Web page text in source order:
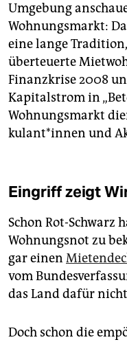
Umgebung
Wohnungsmarkt:
eine lange
überteuerte
Finanzkrise 2008
Kapitalstrom in
Wohnungsmarkt
ku­lant*in­nen und
Eingriff zeigt
Schon Rot-Schwarz
Wohnungsnot zu
gar einen
vom
das Land dafür
Doch schon die